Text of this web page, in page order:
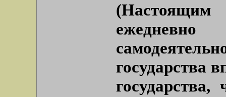
государства